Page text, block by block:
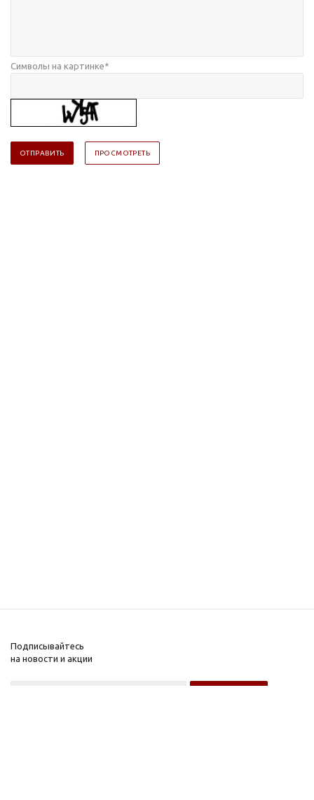
Символы на картинке*
Подписывайтесь
на новости и акции